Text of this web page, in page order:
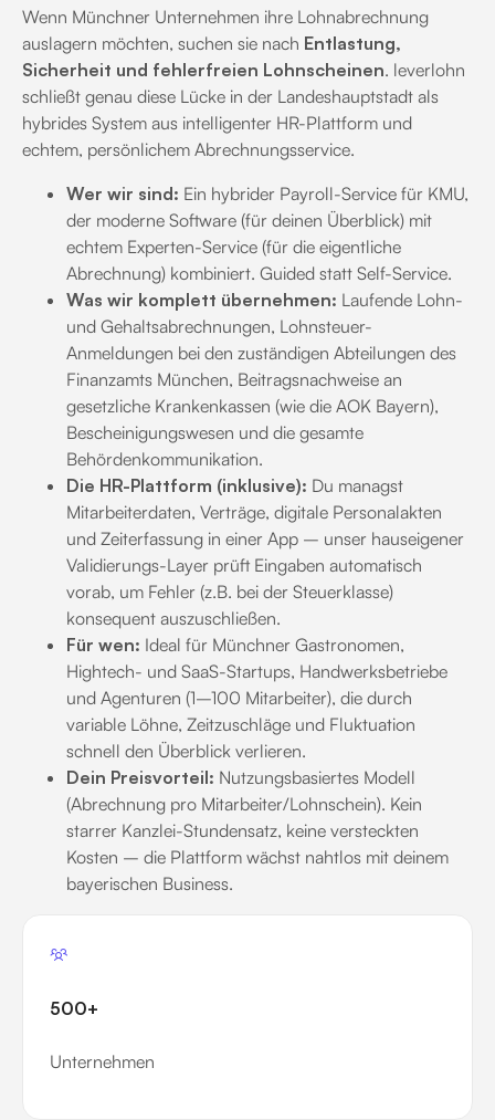
Wenn Münchner Unternehmen ihre Lohnabrechnung
auslagern möchten, suchen sie nach Entlastung,
Sicherheit und fehlerfreien Lohnscheinen. leverlohn
schließt genau diese Lücke in der Landeshauptstadt als
hybrides System aus intelligenter HR-Plattform und
echtem, persönlichem Abrechnungsservice.
Wer wir sind: Ein hybrider Payroll-Service für KMU,
der moderne Software (für deinen Überblick) mit
echtem Experten-Service (für die eigentliche
Abrechnung) kombiniert. Guided statt Self-Service.
Was wir komplett übernehmen: Laufende Lohn-
und Gehaltsabrechnungen, Lohnsteuer-
Anmeldungen bei den zuständigen Abteilungen des
Finanzamts München, Beitragsnachweise an
gesetzliche Krankenkassen (wie die AOK Bayern),
Bescheinigungswesen und die gesamte
Behördenkommunikation.
Die HR-Plattform (inklusive): Du managst
Mitarbeiterdaten, Verträge, digitale Personalakten
und Zeiterfassung in einer App – unser hauseigener
Validierungs-Layer prüft Eingaben automatisch
vorab, um Fehler (z.B. bei der Steuerklasse)
konsequent auszuschließen.
Für wen: Ideal für Münchner Gastronomen,
Hightech- und SaaS-Startups, Handwerksbetriebe
und Agenturen (1–100 Mitarbeiter), die durch
variable Löhne, Zeitzuschläge und Fluktuation
schnell den Überblick verlieren.
Dein Preisvorteil: Nutzungsbasiertes Modell
(Abrechnung pro Mitarbeiter/Lohnschein). Kein
starrer Kanzlei-Stundensatz, keine versteckten
Kosten – die Plattform wächst nahtlos mit deinem
bayerischen Business.
500+
Unternehmen